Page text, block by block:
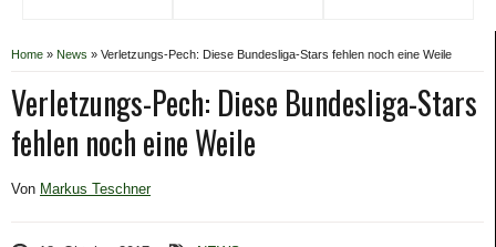
Home » News » Verletzungs-Pech: Diese Bundesliga-Stars fehlen noch eine Weile
Verletzungs-Pech: Diese Bundesliga-Stars
fehlen noch eine Weile
Von Markus Teschner